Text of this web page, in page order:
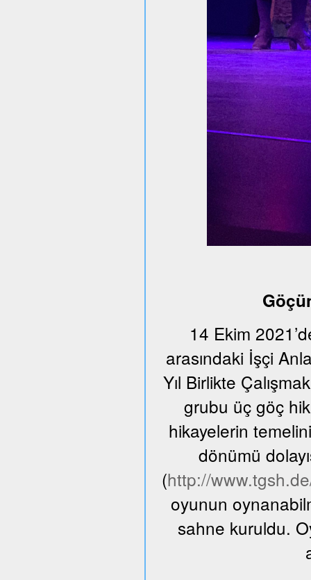
14 Ekim
arasındaki İşçi
Yıl Birlikte
grubu üç göç
hikayelerin
dönümü
(http://
oyunun
sahne kuruldu.